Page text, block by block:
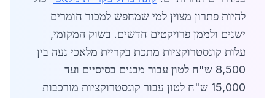
להיות פתרון מצוין למי שמחפש למכור חומרים
ישנים ולממן פרויקטים חדשים. בשוק המקומי,
עלות קונסטרוקציות מתכת בקריית מלאכי נעה בין
8,500 ש"ח לטון עבור מבנים בסיסיים ועד
15,000 ש"ח לטון עבור קונסטרוקציות מורכבות